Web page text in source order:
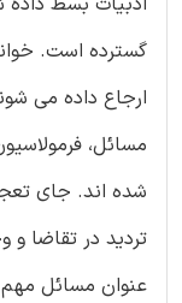
ارجاع داده می
شده اند. جای
تردید در تقاضا و
عنوان مسائل مهم